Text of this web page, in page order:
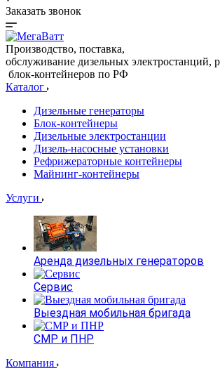
Заказать звонок
Производство, поставка,
обслуживание дизельных электростанций,
блок-контейнеров по РФ
Каталог
Дизельные генераторы
Блок-контейнеры
Дизельные электростанции
Дизель-насосные установки
Рефрижераторные контейнеры
Майнинг-контейнеры
Услуги
Аренда дизельных генераторов
Сервис
Выездная мобильная бригада
СМР и ПНР
Компания